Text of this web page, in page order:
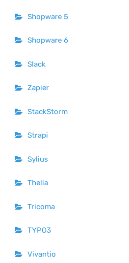
Shopware 5
Shopware 6
Slack
Zapier
StackStorm
Strapi
Sylius
Thelia
Tricoma
TYPO3
Vivantio